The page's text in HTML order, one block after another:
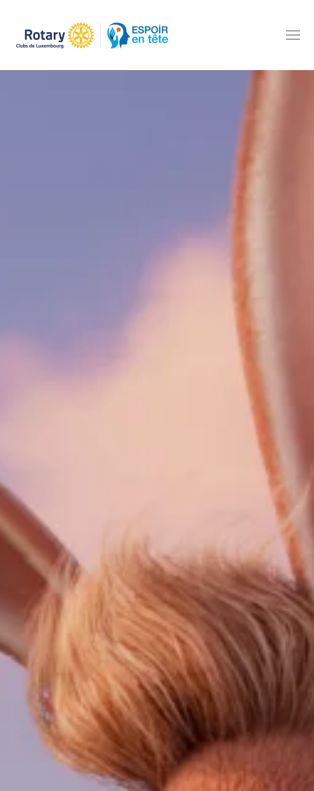
Accéder au contenu principal